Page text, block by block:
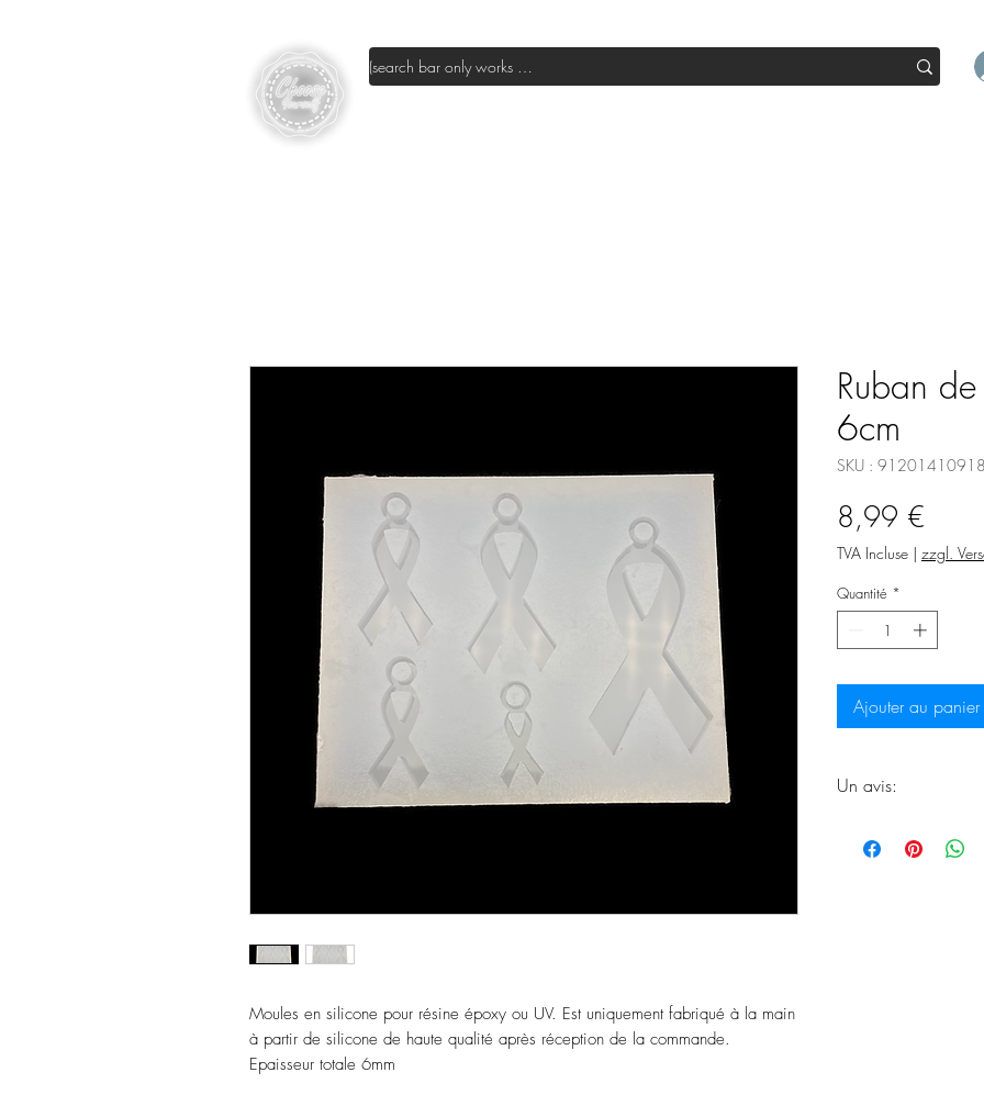
Moules en silicone pour résine époxy ou UV. Est uniquement fabriqué à la main
à partir de silicone de haute qualité après réception de la commande.
Epaisseur totale 6mm
Ruban
6cm
SKU :
8,99 €
TVA Incluse | zzgl.
Quantité *
Ajouter au panier
Un avis:
fin des délais de